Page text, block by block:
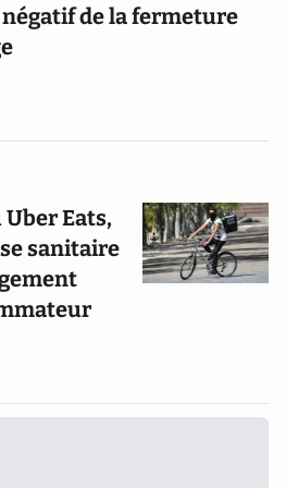
de la fermeture
Eats,
sanitaire